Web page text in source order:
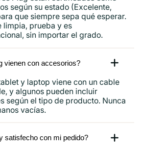
según su estado (Excelente,
que siempre sepa qué esperar.
limpia, prueba y es
sin importar el grado.
vienen con accesorios?
y laptop viene con un cable
y algunos pueden incluir
según el tipo de producto. Nunca
vacías.
satisfecho con mi pedido?